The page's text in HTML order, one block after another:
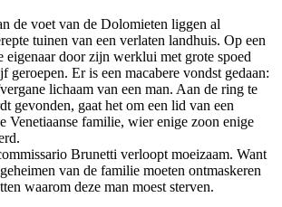
de voet van de Dolomieten liggen al
tuinen van een verlaten landhuis. Op een
eigenaar door zijn werklui met grote spoed
geroepen. Er is een macabere vondst gedaan:
lichaam van een man. Aan de ring te
gevonden, gaat het om een lid van een
Venetiaanse familie, wier enige zoon enige
Brunetti verloopt moeizaam. Want
van de familie moeten ontmaskeren
waarom deze man moest sterven.